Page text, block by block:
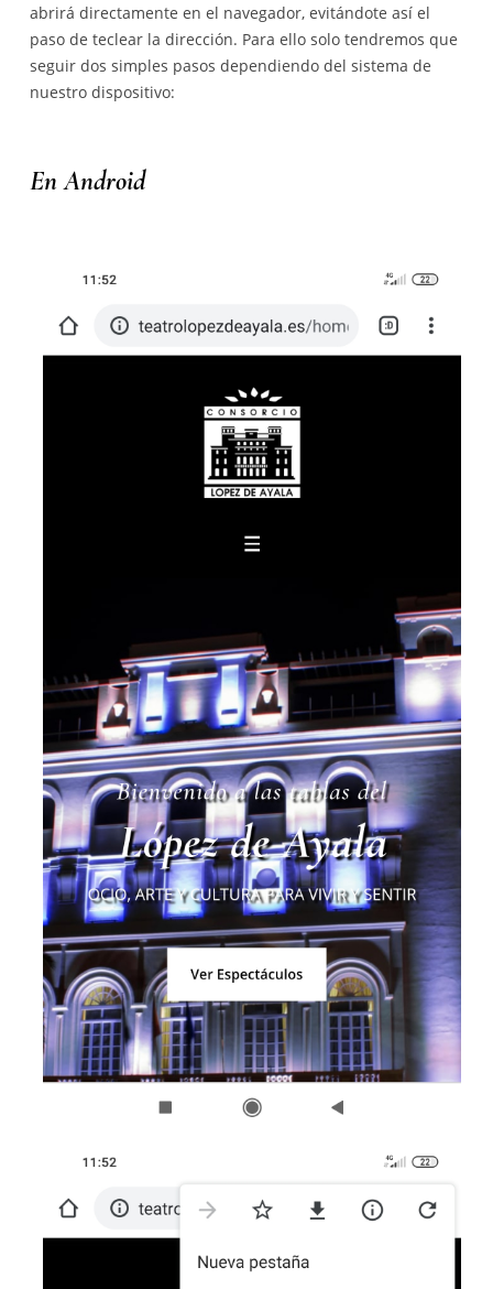
abrirá directamente en el navegador, evitándote así el
paso de teclear la dirección. Para ello solo tendremos que
seguir dos simples pasos dependiendo del sistema de
nuestro dispositivo:
En Android